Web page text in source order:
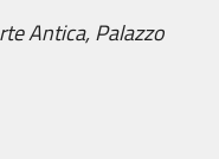
Antica, Palazzo